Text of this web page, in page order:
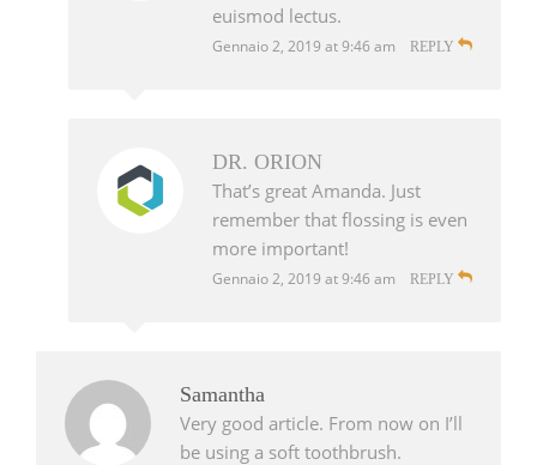
euismod lectus.
Gennaio 2, 2019 at 9:46 am REPLY
DR. ORION
That’s great Amanda. Just
remember that flossing is even
more important!
Gennaio 2, 2019 at 9:46 am REPLY
Samantha
Very good article. From now on I’ll
be using a soft toothbrush.